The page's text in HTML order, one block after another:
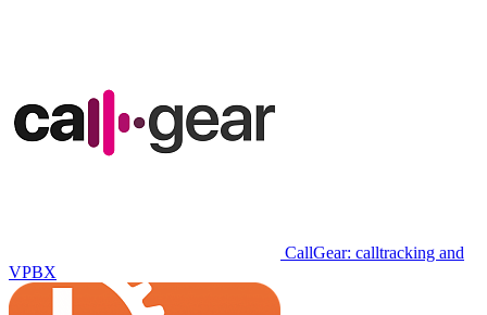
CallGear: calltracking and
VPBX